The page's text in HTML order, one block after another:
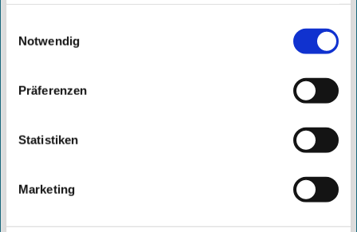
Notwendig
Präferenzen
Statistiken
Marketing
DAUERHAFTER ERFOLG MIT MAXIMALER
sorgen für maximale Präsenz und einer optimalen